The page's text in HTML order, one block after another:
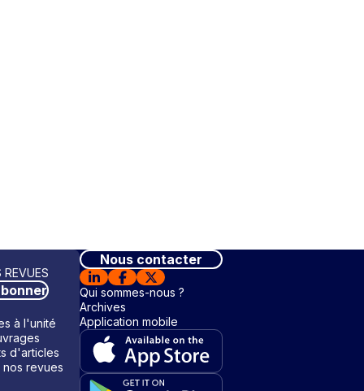
REVUES
à l'unité
d'articles
nos revues
Nous contacter
Qui sommes-nous ?
Archives
Application mobile